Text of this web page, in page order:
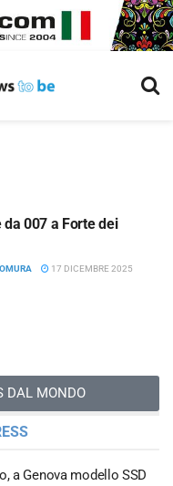
da 007 a Forte dei
17 DICEMBRE 2025
DAL MONDO
a Genova modello SSD